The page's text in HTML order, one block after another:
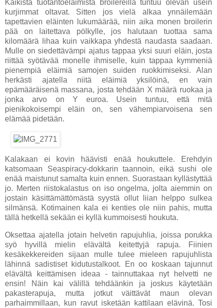
Kaikista tuotantoeläimistä broilereilla tuntuu olevan usein
kurjimmat oltavat. Sitten jos vielä alkaa ynnäilemään
tapettavien eläinten lukumäärää, niin aika monen broilerin
pää on laitettava pölkylle, jos halutaan tuottaa sama
kilomäärä lihaa kuin vaikkapa yhdestä naudasta saadaan.
Mulle on siedettävämpi ajatus tappaa yksi suuri eläin, josta
riittää syötävää monelle ihmiselle, kuin tappaa kymmeniä
pienempiä eläimiä samojen suiden ruokkimiseksi. Alan
herkästi ajatella niitä eläimiä yksilöinä, en vain
epämääräisenä massana, josta tehdään X määrä ruokaa ja
jonka arvo on Y euroa. Usein tuntuu, että mitä
pienikokoisempi eläin on, sen vähempiarvoisena sen
elämää pidetään.
Kalakaan ei kovin häävisti enää houkuttele. Erehdyin
katsomaan Seaspiracy-dokkarin taannoin, eikä sushi ole
enää maistunut samalta kuin ennen. Suorastaan kyllästyttää
jo. Merten riistokalastus on iso ongelma, jolta aiemmin on
jostain käsittämättömästä syystä ollut liian helppo sulkea
silmänsä. Kotimainen kala ei kenties ole niin pahis, mutta
tällä hetkellä sekään ei kyllä kummoisesti houkuta.
Oksettaa ajatella jotain helvetin rapujuhlia, joissa porukka
syö hyvillä mielin elävältä keitettyjä rapuja. Fiinien
kesäkekkereiden sijaan mulle tulee mieleen rapujuhlista
lähinnä sadistiset kidutustalkoot. En oo koskaan tajunnut
elävältä keittämisen ideaa - tainnuttakaa nyt helvetti ne
ensin! Näin kai välillä tehdäänkin ja joskus käytetään
pakasterapuja, mutta jotkut väittävät maun olevan
parhaimmillaan, kun ravut isketään kattilaan elävinä. Tosi